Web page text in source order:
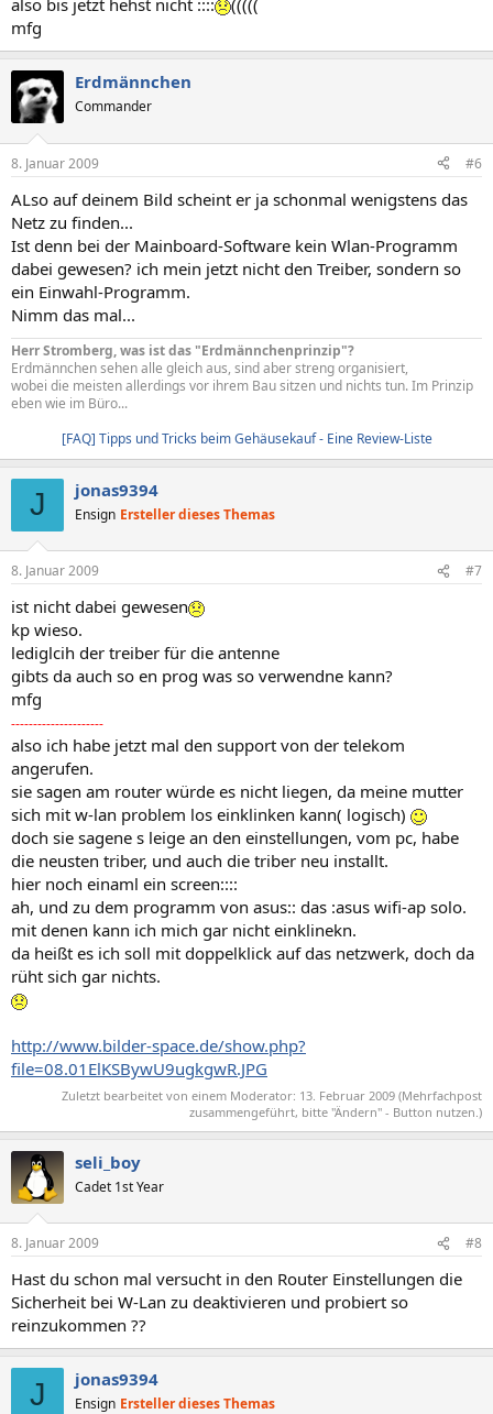
also bis jetzt hehst nicht ::::
(((((
mfg
Erdmännchen
Commander
8. Januar 2009 #6
ALso auf deinem Bild scheint er ja schonmal wenigstens das
Netz zu finden...
Ist denn bei der Mainboard-Software kein Wlan-Programm
dabei gewesen? ich mein jetzt nicht den Treiber, sondern so
ein Einwahl-Programm.
Nimm das mal...
Herr Stromberg, was ist das "Erdmännchenprinzip"?
Erdmännchen sehen alle gleich aus, sind aber streng organisiert,
wobei die meisten allerdings vor ihrem Bau sitzen und nichts tun. Im Prinzip
eben wie im Büro...
[FAQ] Tipps und Tricks beim Gehäusekauf - Eine Review-Liste
J jonas9394
Ensign Ersteller dieses Themas
8. Januar 2009 #7
ist nicht dabei gewesen
kp wieso.
lediglcih der treiber für die antenne
gibts da auch so en prog was so verwendne kann?
mfg
---------------------
also ich habe jetzt mal den support von der telekom
angerufen.
sie sagen am router würde es nicht liegen, da meine mutter
sich mit w-lan problem los einklinken kann( logisch)
doch sie sagene s leige an den einstellungen, vom pc, habe
die neusten triber, und auch die triber neu installt.
hier noch einaml ein screen::::
ah, und zu dem programm von asus:: das :asus wifi-ap solo.
mit denen kann ich mich gar nicht einklinekn.
da heißt es ich soll mit doppelklick auf das netzwerk, doch da
rüht sich gar nichts.
http://www.bilder-space.de/show.php?
file=08.01ElKSBywU9ugkgwR.JPG
Zuletzt bearbeitet von einem Moderator: 13. Februar 2009 (Mehrfachpost
zusammengeführt, bitte "Ändern" - Button nutzen.)
seli_boy
Cadet 1st Year
8. Januar 2009 #8
Hast du schon mal versucht in den Router Einstellungen die
Sicherheit bei W-Lan zu deaktivieren und probiert so
reinzukommen ??
J jonas9394
Ensign Ersteller dieses Themas